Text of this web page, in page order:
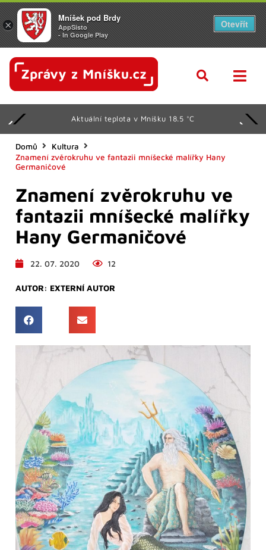
Aktuální teplota v Mníšku 18.5 °C
Domů
Kultura
Znamení zvěrokruhu ve fantazii mníšecké malířky Hany
Germaničové
Znamení zvěrokruhu ve
fantazii mníšecké malířky
Hany Germaničové
22. 07. 2020 12
AUTOR: EXTERNÍ AUTOR
×
Mníšek pod Brdy
AppSisto
- In Google Play
Otevřít